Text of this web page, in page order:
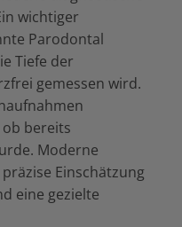
wichtiger
Parodontal
Tiefe der
gemessen wird.
bereits
Moderne
Einschätzung
eine gezielte